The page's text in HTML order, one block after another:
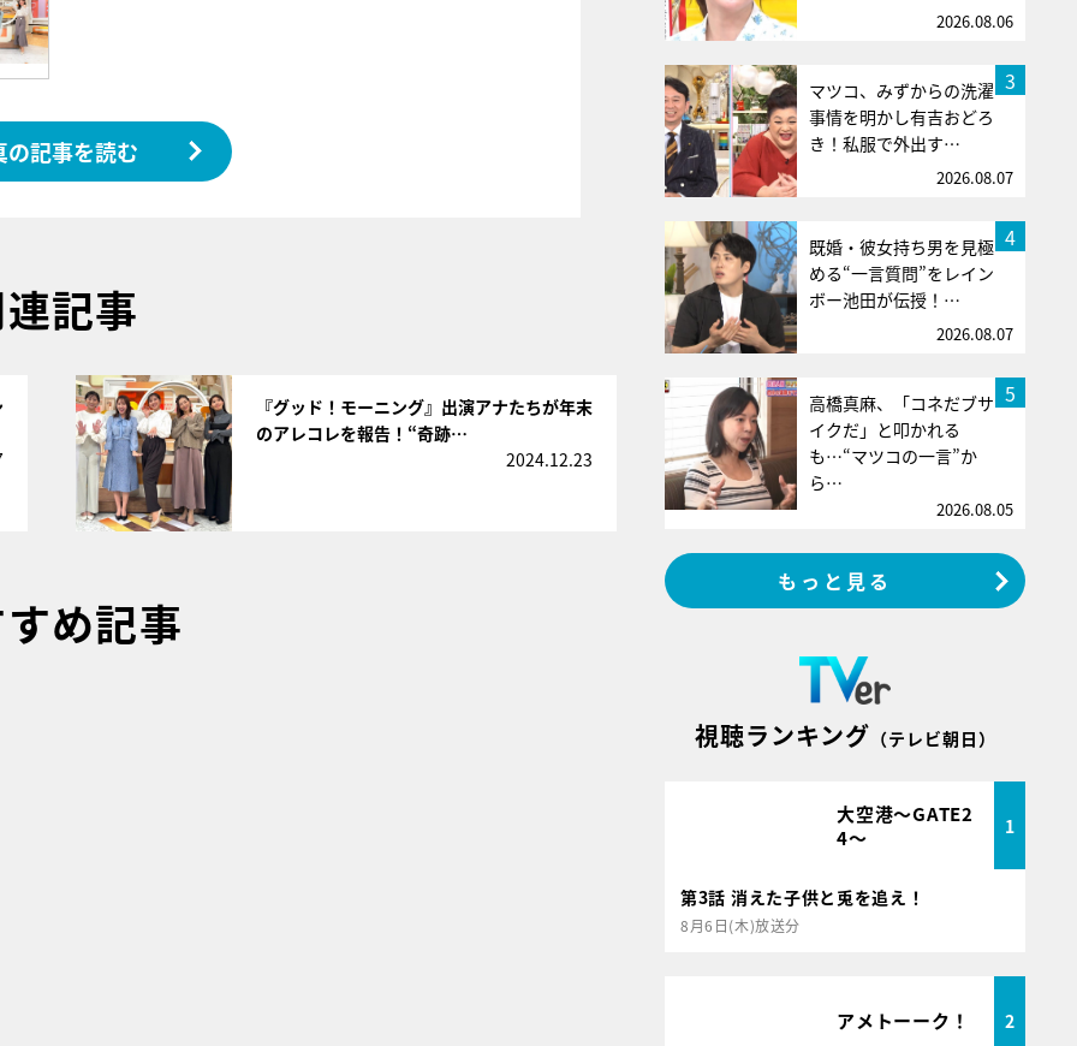
の記事を読む
記事
『グッド！モーニング』出演アナたちが年末
のアレコレを報告！“奇跡…
2024.12.23
め記事
2026.08.06
3
マツコ、みずからの洗濯
事情を明かし有吉おどろ
き！私服で外出す…
2026.08.07
4
既婚・彼女持ち男を見極
める“一言質問”をレイン
ボー池田が伝授！…
2026.08.07
5
高橋真麻、「コネだブサ
イクだ」と叩かれる
も…“マツコの一言”か
ら…
2026.08.05
もっと見る
視聴ランキング （テレビ朝日）
大空港～GATE2
4～
1
第3話 消えた子供と兎を追え！
8月6日(木)放送分
アメトーーク！ 2